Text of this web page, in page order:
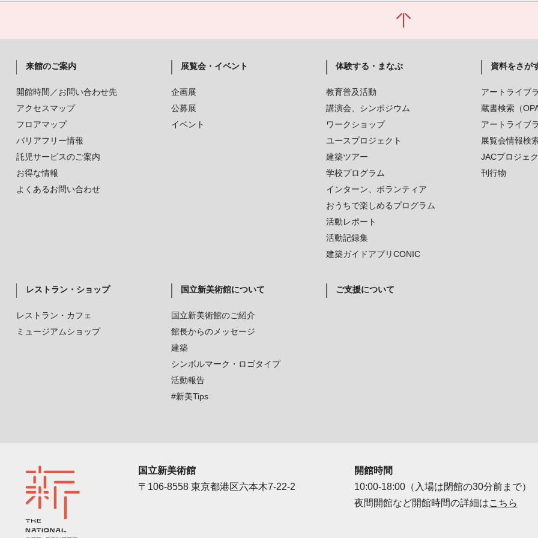
来館のご案内
開館時間／お問い合わせ先
アクセスマップ
フロアマップ
バリアフリー情報
託児サービスのご案内
お得な情報
よくあるお問い合わせ
展覧会・イベント
企画展
公募展
イベント
体験する・まなぶ
教育普及活動
講演会、シンポジウム
ワークショップ
ユースプロジェクト
建築ツアー
学校プログラム
インターン、ボランティア
おうちで楽しめるプログラム
活動レポート
活動記録集
建築ガイドアプリCONIC
資料をさが
アートライブ
蔵書検索（
アートライブ
展覧会情報検
JACプロジェ
刊行物
レストラン・ショップ
レストラン・カフェ
ミュージアムショップ
国立新美術館について
国立新美術館のご紹介
館長からのメッセージ
建築
シンボルマーク・ロゴタイプ
活動報告
#新美Tips
ご支援について
国立新美術館
〒106-8558 東京都港区六本木7-22-2
開館時間
10:00-18:00（入場は閉館の30分前まで）
夜間開館など開館時間の詳細はこちら